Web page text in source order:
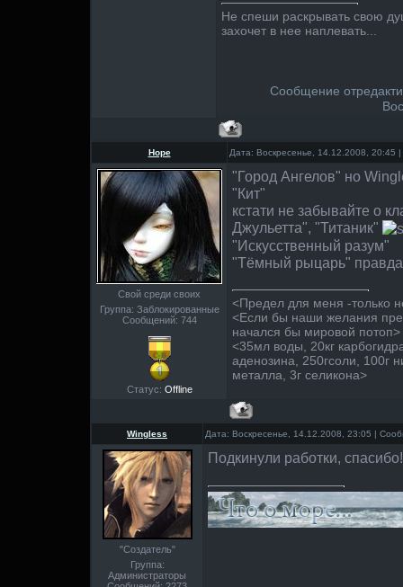
Не спеши раскрывать свою
захочет в нее наплевать...
Сообщение
Hope Дата: Воскресенье, 14.12.2008,
Свой среди своих
Группа: Заблокированные
Сообщений: 744
Статус: Offline
"Город Ангелов" но
"Кит"
кстати не забывайте о
Джульетта", "Титаник"
"Искусственный разум"
"Тёмный рыцарь" правда
<Предел для меня -только
<Если бы наши желания
начался бы мировой потоп>
<35мл воды, 20кг
аденозина, 250гсоли, 100г
металла, 3г селикона>
Wingless Дата: Воскресенье, 14.12.2008, 23:05 |
"Создатель"
Группа:
Администраторы
Подкинули работки,